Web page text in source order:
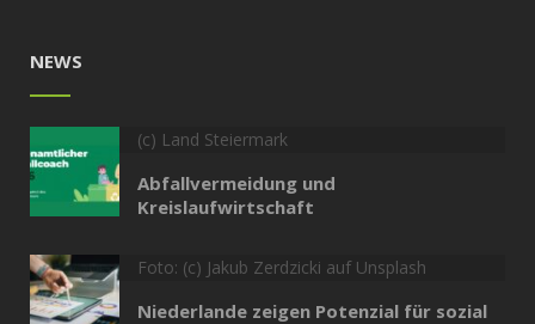
NEWS
(c) Land Steiermark
Abfallvermeidung und
Kreislaufwirtschaft
Foto: (c) Jakub Zerdzicki auf Unsplash
Niederlande zeigen Potenzial für sozial